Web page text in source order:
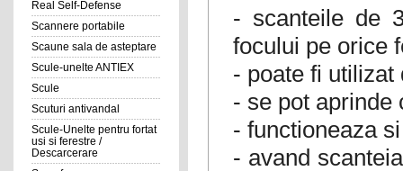
Real Self-Defense
Scannere portabile
Scaune sala de asteptare
Scule-unelte ANTIEX
Scule
Scuturi antivandal
Scule-Unelte pentru fortat
usi si ferestre /
Descarcerare
- scanteile de
focului pe orice
- poate fi utilizat
- se pot aprinde
- functioneaza
- avand